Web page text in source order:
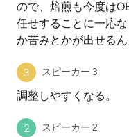
ので、焙煎も今度は
任せすることに一応
か苦みとかが出せる
スピーカー 3
調整しやすくなる。
スピーカー 2